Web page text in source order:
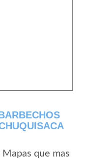
que mas